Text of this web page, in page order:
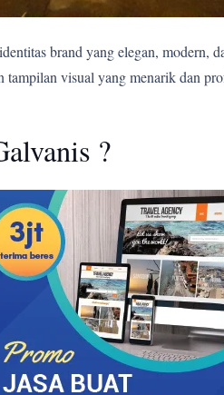
brand yang elegan, modern,
visual yang menarik dan
?